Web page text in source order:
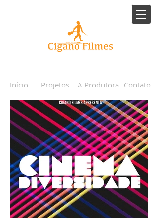
Início Projetos A Produtora Contato